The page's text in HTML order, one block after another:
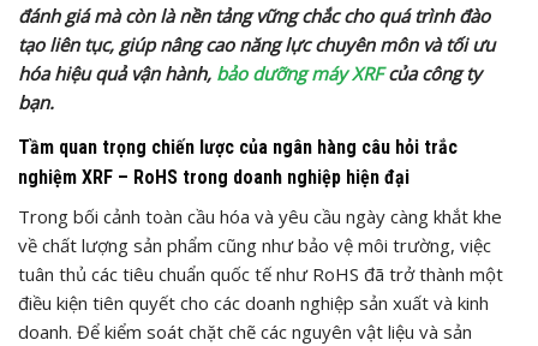
đánh giá mà còn là nền tảng vững chắc cho quá trình đào
tạo liên tục, giúp nâng cao năng lực chuyên môn và tối ưu
hóa hiệu quả vận hành, bảo dưỡng máy XRFcủa công ty
bạn.
Tầm quan trọng chiến lược của ngân hàng câu hỏi trắc
nghiệm XRF – RoHS trong doanh nghiệp hiện đại
Trong bối cảnh toàn cầu hóa và yêu cầu ngày càng khắt khe
về chất lượng sản phẩm cũng như bảo vệ môi trường, việc
tuân thủ các tiêu chuẩn quốc tế như RoHS đã trở thành một
điều kiện tiên quyết cho các doanh nghiệp sản xuất và kinh
doanh. Để kiểm soát chặt chẽ các nguyên vật liệu và sản